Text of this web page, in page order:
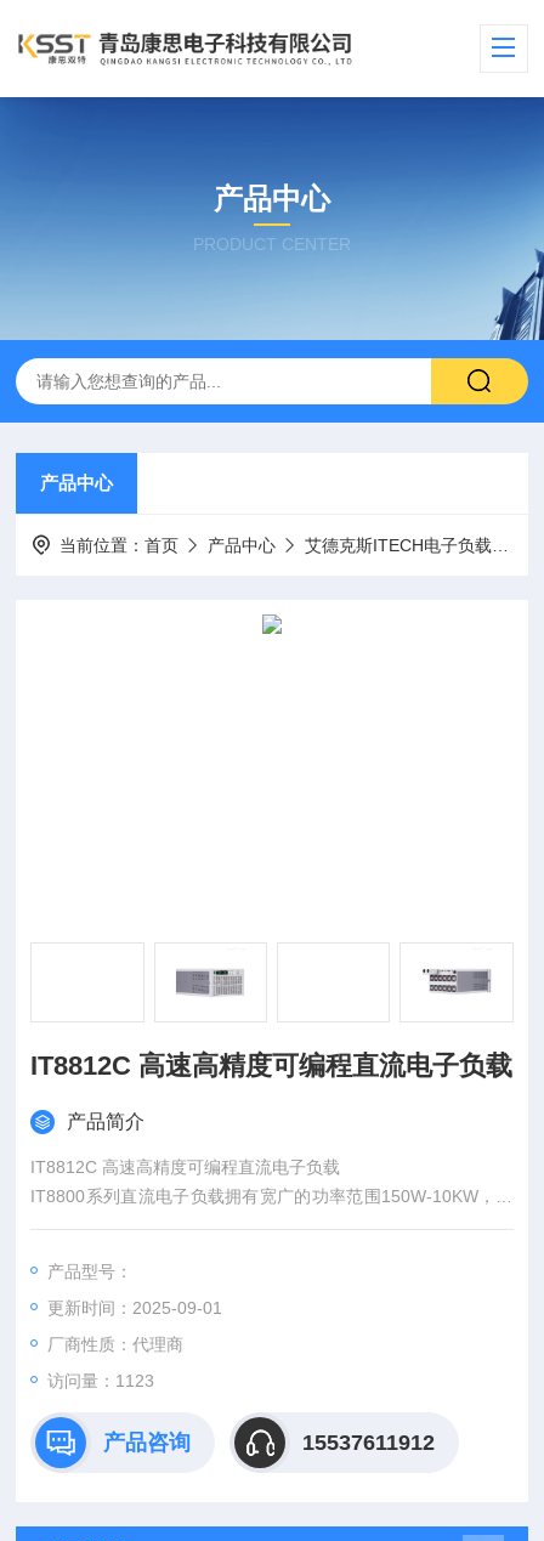
产品中心
PRODUCT CENTER
产品中心
当前位置：首页 产品中心 艾德克斯ITECH电子负载
IT8812C 高速高精度可编程直流电子负载
产品简介
IT8812C 高速高精度可编程直流电子负载
IT8800系列直流电子负载拥有宽广的功率范围150W-10KW，电
压电流测量速度均达到50KHz，测试分辨率可达0.1mV/0.01m
SB通讯接口，参数指标好，产品稳定性高，应用行业宽泛，能满
足各种测试需求，目前已经应用于多种要求苛刻的测试场所。
产品型号：
更新时间：2025-09-01
厂商性质：代理商
访问量：1123
产品咨询 15537611912